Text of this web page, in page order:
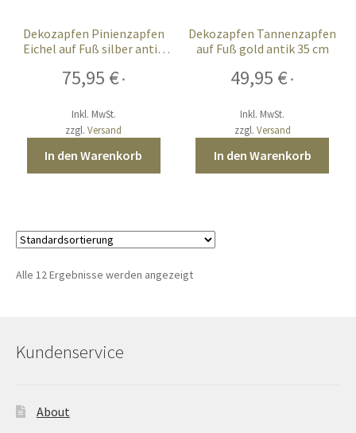
Dekozapfen Pinienzapfen
Eichel auf Fuß silber antik
75,95 € *
Inkl. MwSt.
zzgl.Versand
In den Warenkorb
Dekozapfen Tannenzapfen
auf Fuß gold antik 35 cm
49,95 € *
Inkl. MwSt.
zzgl. Versand
In den Warenkorb
Alle 12 Ergebnisse werden angezeigt
Kundenservice
About